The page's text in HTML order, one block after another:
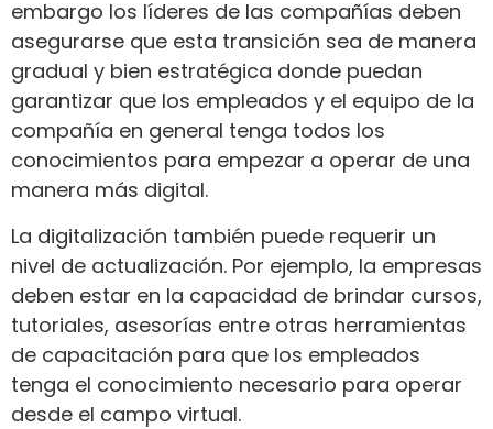
embargo los líderes de las compañías deben
asegurarse que esta transición sea de manera
gradual y bien estratégica donde puedan
garantizar que los empleados y el equipo de la
compañía en general tenga todos los
conocimientos para empezar a operar de una
manera más digital.
La digitalización también puede requerir un
nivel de actualización. Por ejemplo, la empresas
deben estar en la capacidad de brindar cursos,
tutoriales, asesorías entre otras herramientas
de capacitación para que los empleados
tenga el conocimiento necesario para operar
desde el campo virtual.